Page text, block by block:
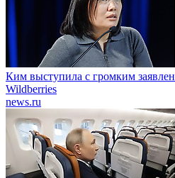
Ким выступила с громким
Wildberries
news.ru